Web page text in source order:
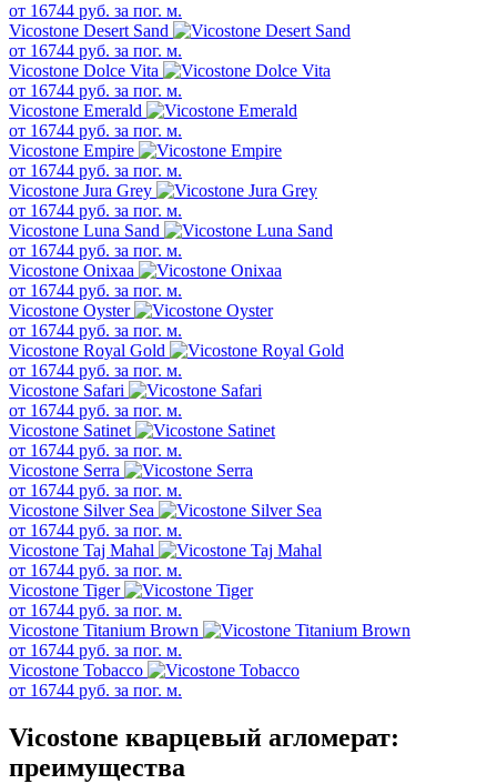
от 16744 руб. за пог. м.
Vicostone Desert Sand
от 16744 руб. за пог. м.
Vicostone Dolce Vita
от 16744 руб. за пог. м.
Vicostone Emerald
от 16744 руб. за пог. м.
Vicostone Empire
от 16744 руб. за пог. м.
Vicostone Jura Grey
от 16744 руб. за пог. м.
Vicostone Luna Sand
от 16744 руб. за пог. м.
Vicostone Onixaa
от 16744 руб. за пог. м.
Vicostone Oyster
от 16744 руб. за пог. м.
Vicostone Royal Gold
от 16744 руб. за пог. м.
Vicostone Safari
от 16744 руб. за пог. м.
Vicostone Satinet
от 16744 руб. за пог. м.
Vicostone Serra
от 16744 руб. за пог. м.
Vicostone Silver Sea
от 16744 руб. за пог. м.
Vicostone Taj Mahal
от 16744 руб. за пог. м.
Vicostone Tiger
от 16744 руб. за пог. м.
Vicostone Titanium Brown
от 16744 руб. за пог. м.
Vicostone Tobacco
от 16744 руб. за пог. м.
Vicostone кварцевый агломерат:
преимущества